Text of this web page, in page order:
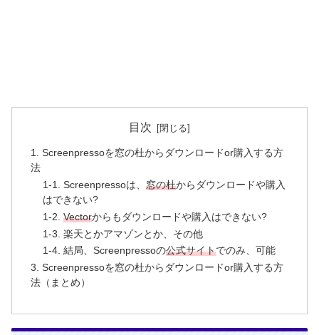
目次
1. Screenpressoを窓の杜からダウンロードor購入する方
法
1-1. Screenpressoは、窓の杜からダウンロードや購入
はできない?
1-2.Vectorからもダウンロードや購入はできない?
1-3. 楽天とかアマゾンとか、その他
1-4. 結局、Screenpressoの公式サイトでのみ、可能
3. Screenpressoを窓の杜からダウンロードor購入する方
法（まとめ）